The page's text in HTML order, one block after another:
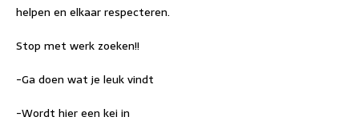
helpen en elkaar respecteren.
Stop met werk zoeken!!
-Ga doen wat je leuk vindt
-Wordt hier een kei in